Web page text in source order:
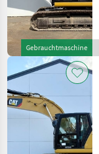
Gebrauchtmaschine